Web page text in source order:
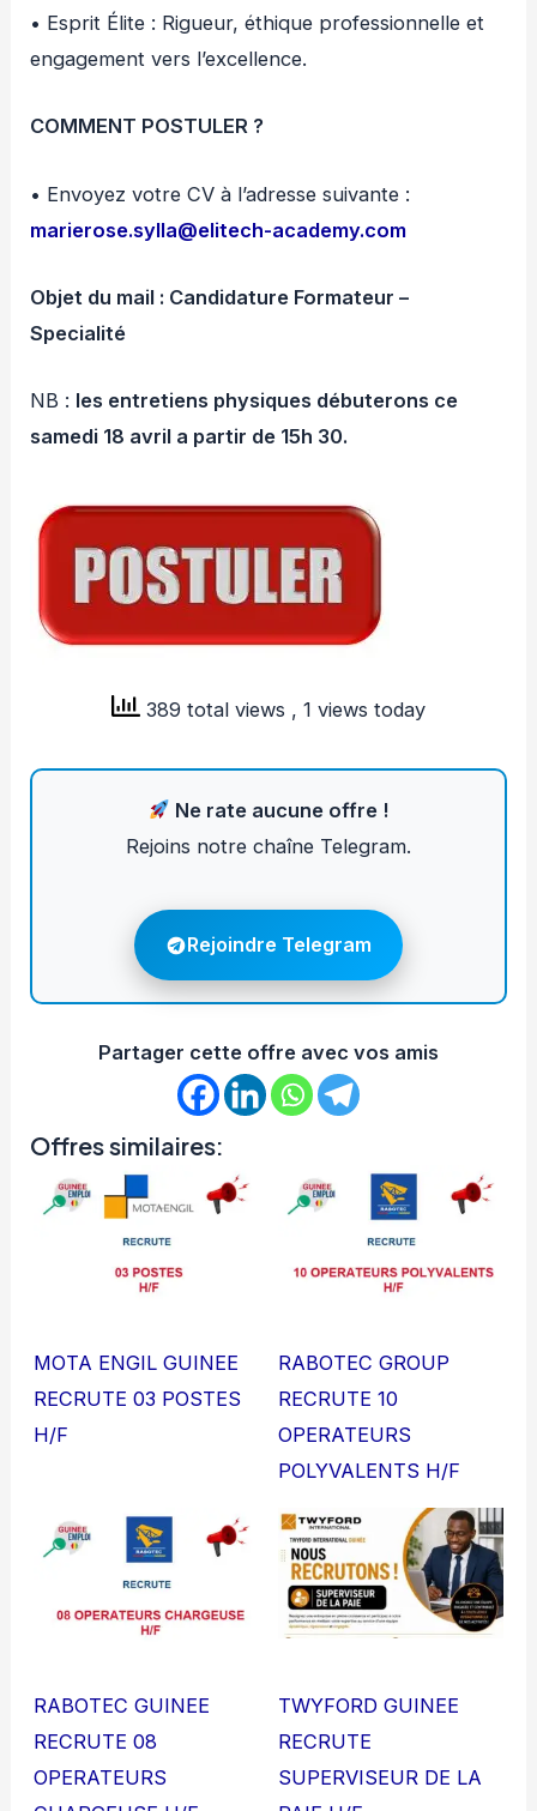
• Esprit Élite : Rigueur, éthique professionnelle et
engagement vers l’excellence.
COMMENT POSTULER ?
• Envoyez votre CV à l’adresse suivante :
marierose.sylla@elitech-academy.com
Objet du mail : Candidature Formateur –
Specialité
NB : les entretiens physiques débuterons ce
samedi 18 avril a partir de 15h 30.
389 total views , 1 views today
Ne rate aucune offre !
Rejoins notre chaîne Telegram.
Rejoindre Telegram
Partager cette offre avec vos amis
Offres similaires:
MOTA ENGIL GUINEE
RECRUTE 03 POSTES
H/F
RABOTEC GROUP
RECRUTE 10
OPERATEURS
POLYVALENTS H/F
RABOTEC GUINEE
RECRUTE 08
OPERATEURS
TWYFORD GUINEE
RECRUTE
SUPERVISEUR DE LA